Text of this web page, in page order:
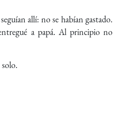
allí: no se habían gastado.
a papá. Al principio no